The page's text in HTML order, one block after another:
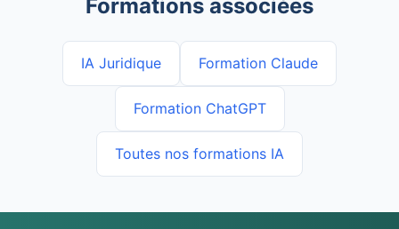
Formations associées
IA Juridique Formation Claude
Formation ChatGPT
Toutes nos formations IA